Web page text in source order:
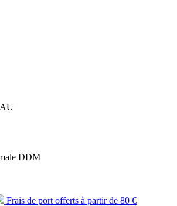
DDM
Frais de port offerts à partir de 80 €